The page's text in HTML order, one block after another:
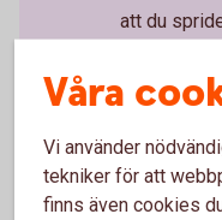
att du
komma
också
mellan
riskerna.
Våra
Vi använder
tekniker för att
finns även cookies